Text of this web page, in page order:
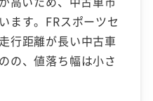
ます。FRスポーツセ
行距離が長い中古車
の、値落ち幅は小さ